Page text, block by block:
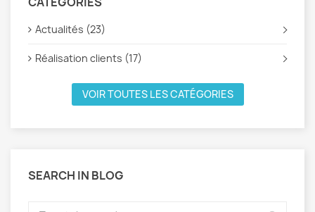
Actualités (23)
Réalisation clients (17)
VOIR TOUTES LES CATÉGORIES
SEARCH IN BLOG